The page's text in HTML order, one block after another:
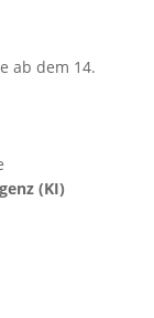
ab dem 14.
(KI)